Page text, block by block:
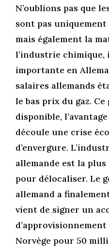
N’oublions pas que
sont pas uniquement
mais également la
l’industrie
importante en
salaires allemands
le bas prix du gaz. Ce
disponible,
découle une crise
d’envergure.
allemande est la plus
pour délocaliser. Le
allemand a
vient de signer un
d’approvisionnement
Norvège pour 50